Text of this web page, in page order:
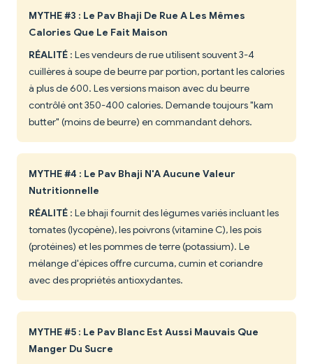
MYTHE #3 : Le Pav Bhaji De Rue A Les Mêmes
Calories Que Le Fait Maison
RÉALITÉ : Les vendeurs de rue utilisent souvent 3-4
cuillères à soupe de beurre par portion, portant les calories
à plus de 600. Les versions maison avec du beurre
contrôlé ont 350-400 calories. Demande toujours "kam
butter" (moins de beurre) en commandant dehors.
MYTHE #4 : Le Pav Bhaji N'A Aucune Valeur
Nutritionnelle
RÉALITÉ : Le bhaji fournit des légumes variés incluant les
tomates (lycopène), les poivrons (vitamine C), les pois
(protéines) et les pommes de terre (potassium). Le
mélange d'épices offre curcuma, cumin et coriandre
avec des propriétés antioxydantes.
MYTHE #5 : Le Pav Blanc Est Aussi Mauvais Que
Manger Du Sucre